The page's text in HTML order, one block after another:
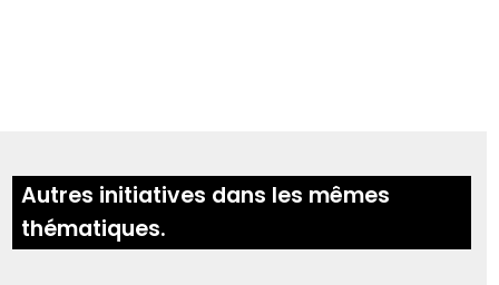
Autres initiatives dans les mêmes
thématiques.